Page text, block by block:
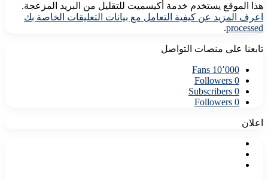
هذا الموقع يستخدم خدمة أكيسميت للتقليل من البريد المزعجة.
اعرف المزيد عن كيفية التعامل مع بيانات التعليقات الخاصة بك
processed
.
تابعنا على منصات التواصل
10٬000 Fans
0
Followers
0
Subscribers
0
Followers
اعلان